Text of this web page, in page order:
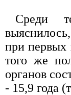
Среди
при первых
того же
органов
- 15,9 года